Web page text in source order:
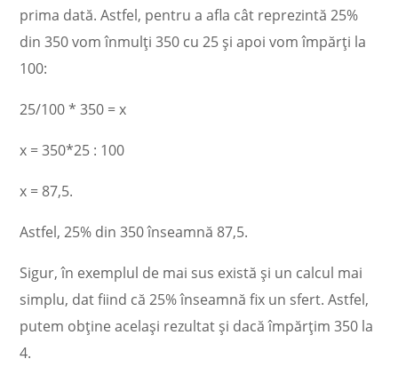
prima dată. Astfel, pentru a afla cât reprezintă 25%
din 350 vom înmulți 350 cu 25 și apoi vom împărți la
100:
25/100 * 350 = x
x = 350*25 : 100
x = 87,5.
Astfel, 25% din 350 înseamnă 87,5.
Sigur, în exemplul de mai sus există și un calcul mai
simplu, dat fiind că 25% înseamnă fix un sfert. Astfel,
putem obține același rezultat și dacă împărțim 350 la
4.